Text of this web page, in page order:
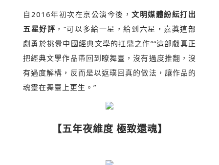
自2016年初次在京公演今後，文明媒體紛紜打出
五星好評 ，“可以多給一星，給到六星，嘉獎這部
劇勇於挑釁中國經典文學的扛鼎之作”“這部戲真正
把經典文學作品帶回到瞭舞臺，沒有過度推翻，沒
有過度解構，反而是以返璞回真的做法，讓作品的
魂靈在舞臺上更生。”
【五年夜維度 極致還魂】